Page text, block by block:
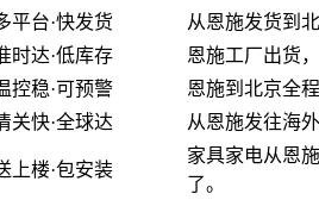
平台·快发货
从恩施发货到
时达·低库存
恩施工厂出货
控稳·可预警
恩施到北京全
关快·全球达 从恩施发往海
上楼·包安装
家具家电从恩
了。